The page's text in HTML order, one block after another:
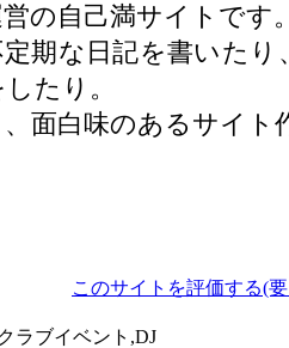
の自己満サイトです
定期な日記を書いた
たり。
、面白味のあるサイ
このサイトを評価する(
クラブイベント,DJ